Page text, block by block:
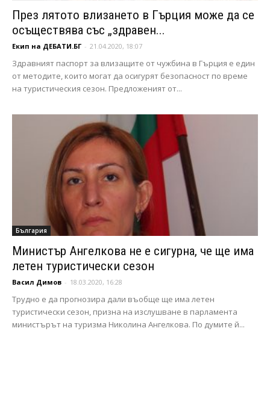
През лятото влизането в Гърция може да се
осъществява със „здравен...
Екип на ДЕБАТИ.БГ - 21.04.2020, 18:07
Здравният паспорт за влизащите от чужбина в Гърция е един
от методите, които могат да осигурят безопасност по време
на туристическия сезон. Предложеният от...
България
Министър Ангелкова не е сигурна, че ще има
летен туристически сезон
Васил Димов - 18.03.2020, 16:28
Трудно е да прогнозира дали въобще ще има летен
туристически сезон, призна на изслушване в парламента
министърът на туризма Николина Ангелкова. По думите й...